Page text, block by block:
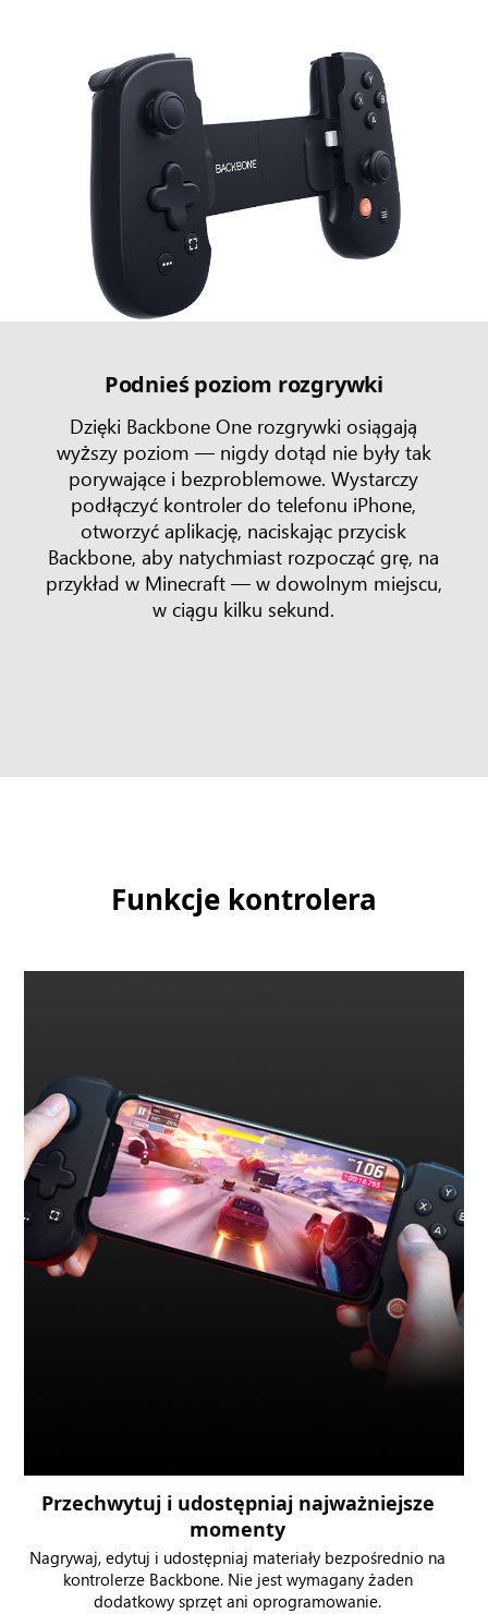
Podnieś poziom rozgrywki
Dzięki Backbone One rozgrywki osiągają
wyższy poziom — nigdy dotąd nie były tak
porywające i bezproblemowe. Wystarczy
podłączyć kontroler do telefonu iPhone,
otworzyć aplikację, naciskając przycisk
Backbone, aby natychmiast rozpocząć grę, na
przykład w Minecraft — w dowolnym miejscu,
w ciągu kilku sekund.
Funkcje kontrolera
Przechwytuj i udostępniaj najważniejsze
momenty
Nagrywaj, edytuj i udostępniaj materiały bezpośrednio na
kontrolerze Backbone. Nie jest wymagany żaden
dodatkowy sprzęt ani oprogramowanie.